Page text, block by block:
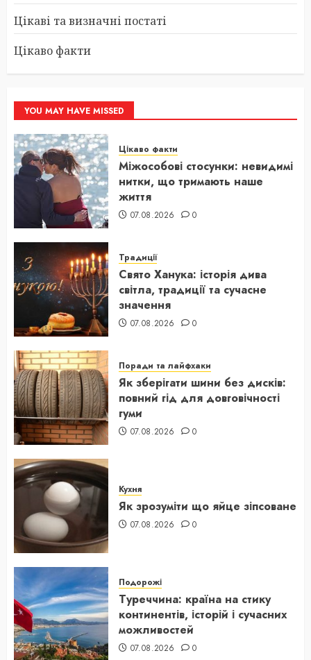
Цікаві та визначні постаті
Цікаво факти
YOU MAY HAVE MISSED
Цікаво факти
Міжособові стосунки: невидимі
нитки, що тримають наше
життя
07.08.2026 0
Традиції
Свято Ханука: історія дива
світла, традиції та сучасне
значення
07.08.2026 0
Поради та лайфхаки
Як зберігати шини без дисків:
повний гід для довговічності
гуми
07.08.2026 0
Кухня
Як зрозуміти що яйце зіпсоване
07.08.2026 0
Подорожі
Туреччина: країна на стику
континентів, історій і сучасних
можливостей
07.08.2026 0